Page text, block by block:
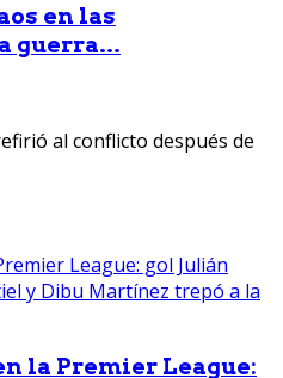
en las
guerra...
al conflicto después de
la Premier League: